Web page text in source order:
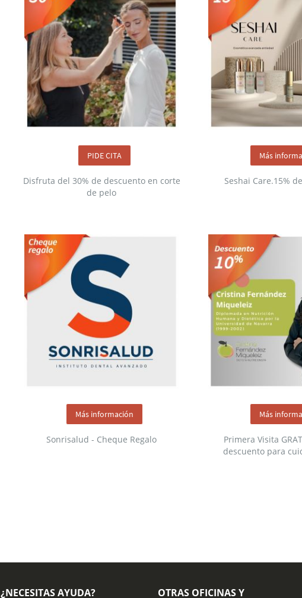
Disfruta del 30% de descuento en corte
de pelo
PIDE CITA
Seshai Care.15%
Más
Sonrisalud - Cheque Regalo
Más información
Primera Visita
descuento para
Más
¿NECESITAS AYUDA? OTRAS OFICINAS Y